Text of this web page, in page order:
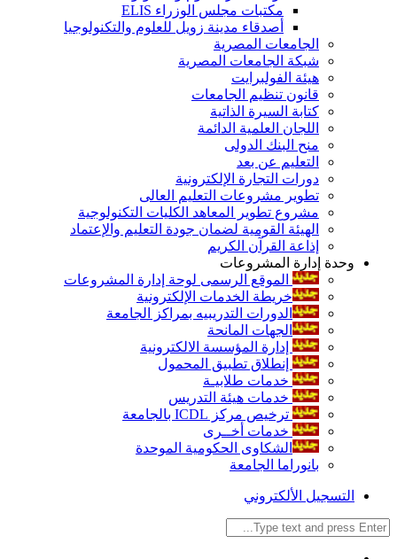
مكتبات مجلس الوزراء ELIS
أصدقاء مدينة زويل للعلوم والتكنولوجيا
الجامعات المصرية
شبكة الجامعات المصرية
هيئة الفولبرايت
قانون تنظيم الجامعات
كتابة السيرة الذاتية
اللجان العلمية الدائمة
منح البنك الدولى
التعليم عن بعد
دورات التجارة الإلكترونية
تطوير مشروعات التعليم العالى
مشروع تطوير المعاهد الكليات التكنولوجية
الهيئة القومية لضمان جودة التعليم والإعتماد
إذاعة القرآن الكريم
وحدة إدارة المشروعات
الموقع الرسمى لوحة إدارة المشروعات
خريطة الخدمات الإلكترونية
الدورات التدريبيه بمراكز الجامعة
الجهات المانحة
إدارة المؤسسة الالكترونية
إنطلاق تطبيق المحمول
خدمات طلابيـة
خدمات هيئة التدريس
ترخيص مركز ICDL بالجامعة
خدمات أخــرى
الشكاوى الحكومية الموحدة
بانوراما الجامعة
التسجيل الألكتروني